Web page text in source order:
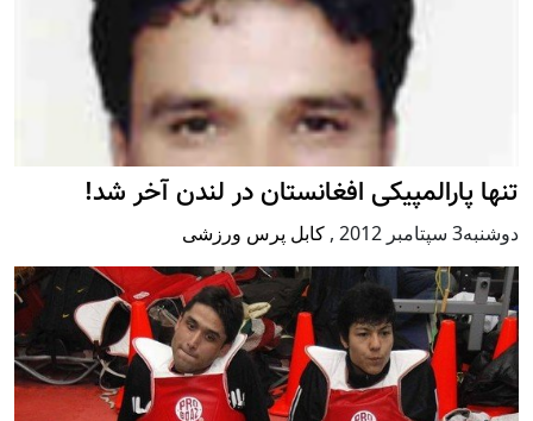
تنها پارالمپیکی افغانستان در لندن آخر شد!
دوشنبه3 سپتامبر 2012 , کابل پرس ورزشی